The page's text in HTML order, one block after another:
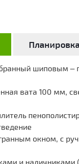
Планировка
шиповым –
вата 100 мм,
окном, с
и